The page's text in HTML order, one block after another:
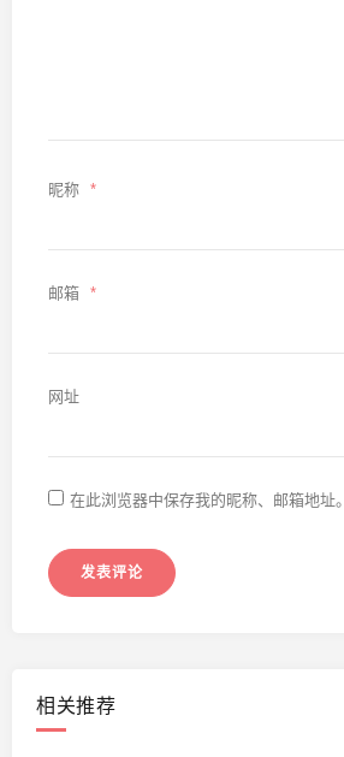
昵称 *
邮箱 *
网址
在此浏览器中保存我的昵称、邮箱地址。
相关推荐